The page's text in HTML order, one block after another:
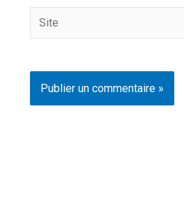
Site